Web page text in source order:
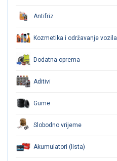
Antifriz
Kozmetika i održavanje vozila
Dodatna oprema
Aditivi
Gume
Slobodno vrijeme
Akumulatori (lista)